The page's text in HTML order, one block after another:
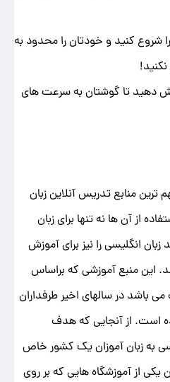
شروع کنید و خودتان را محدود به
دهید تا گوشتان به سرعت های
ترین منابع تدریس آنلاین زبان
از آن ها نه تنها برای زبان
انگلیسی را نیز برای آموزش
این منبع آموزشی که براساس
در سالهای اخیر طرفداران
است. از آنجایی که هدف
به زبان آموزان یک کشور خاص
از آموزشگاه هایی که بر روی